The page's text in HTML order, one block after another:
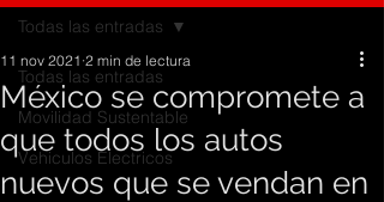
Todas las entradas
Movilidad Sustentable
Vehiculos Electricos
Todas las entradas
México se compromete a
que todos los autos
nuevos que se vendan en
11 nov 2021 2 min de lectura